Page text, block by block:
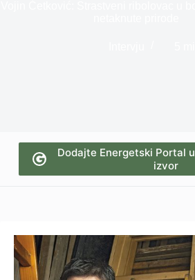
Dodajte Energetski Portal
izvor